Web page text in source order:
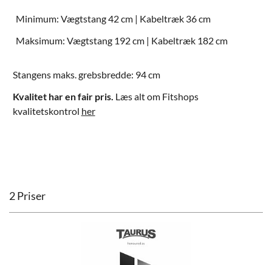
Minimum: Vægtstang 42 cm | Kabeltræk 36 cm
Maksimum: Vægtstang 192 cm | Kabeltræk 182 cm
Stangens maks. grebsbredde: 94 cm
Kvalitet har en fair pris. Læs alt om Fitshops
kvalitetskontrol her
2 Priser